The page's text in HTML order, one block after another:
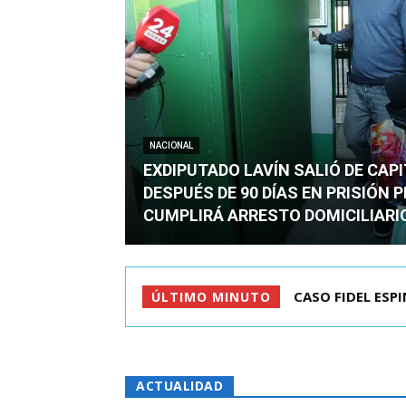
NACIONAL
EXDIPUTADO LAVÍN SALIÓ DE
DESPUÉS DE 90 DÍAS EN PRISIÓN
CUMPLIRÁ ARRESTO
ÚLTIMO MINUTO TC ADMITE A
ACTUALIDAD